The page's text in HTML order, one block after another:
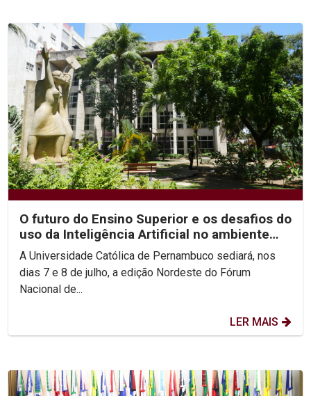
O futuro do Ensino Superior e os desafios do
uso da Inteligência Artificial no ambiente
acadêmico...
A Universidade Católica de Pernambuco sediará, nos
dias 7 e 8 de julho, a edição Nordeste do Fórum
Nacional de...
LER MAIS